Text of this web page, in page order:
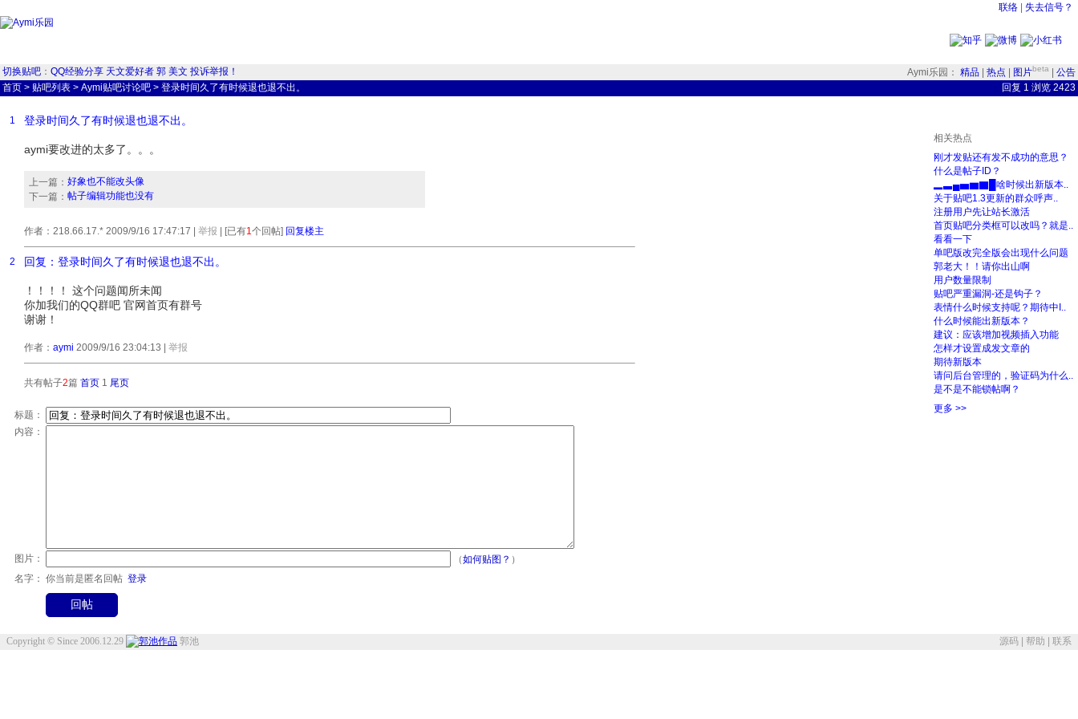
联络 失去信号？
切换贴吧 ： QQ经验分享 天文爱好者 郭 美文 投诉举报！ Aymi乐园： 精品 热点 图片beta
公告
首页 > 贴吧列表 > Aymi贴吧讨论吧 > 登录时间久了有时候退也退不出。 回复 1 浏览 2423
1 登录时间久了有时候退也退不出。
aymi要改进的太多了。。。
上一篇： 好象也不能改头像
下一篇： 帖子编辑功能也没有
作者：218.66.17.* 2009/9/16 17:47:17 举报 | [已有1个回帖] 回复楼主
2 回复：登录时间久了有时候退也退不出。
！！！！ 这个问题闻所未闻
你加我们的QQ群吧 官网首页有群号
谢谢！
作者： aymi 2009/9/16 23:04:13 举报
共有帖子2篇 首页 1 尾页
标题：
内容：
图片： （如何贴图？ ）
名字： 你当前是匿名回帖 登录
Copyright © Since 2006.12.29 郭池 源码 帮助 联系